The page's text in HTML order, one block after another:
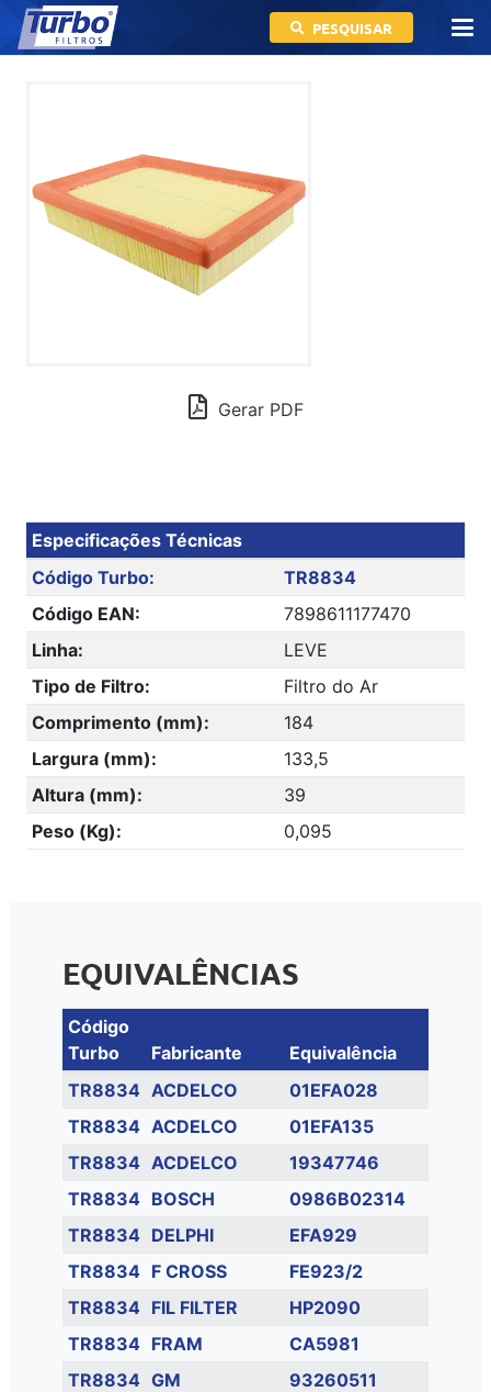
PESQUISAR
Gerar PDF
Especificações Técnicas
Código Turbo:
TR8834
Código EAN:
7898611177470
Linha:
LEVE
Tipo de Filtro:
Filtro do Ar
Comprimento (mm):
184
Largura (mm):
133,5
Altura (mm):
39
Peso (Kg):
0,095
EQUIVALÊNCIAS
Código
Turbo
Fabricante
Equivalência
TR8834 ACDELCO
01EFA028
TR8834 ACDELCO
01EFA135
TR8834 ACDELCO
19347746
TR8834 BOSCH
0986B02314
TR8834 DELPHI
EFA929
TR8834 F CROSS
FE923/2
TR8834 FIL FILTER
HP2090
TR8834 FRAM
CA5981
TR8834 GM
93260511